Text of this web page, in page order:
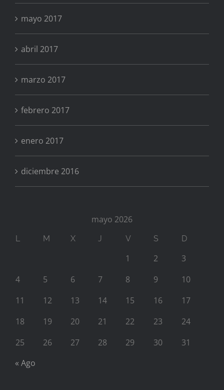
mayo 2017
abril 2017
marzo 2017
febrero 2017
enero 2017
diciembre 2016
mayo 2026
L M X J V S D
1 2
3
4
5 6 7 8 9
10
11
12 13 14 15 16
17
18
19 20 21 22 23
24
25
26 27 28 29 30
31
« Ago